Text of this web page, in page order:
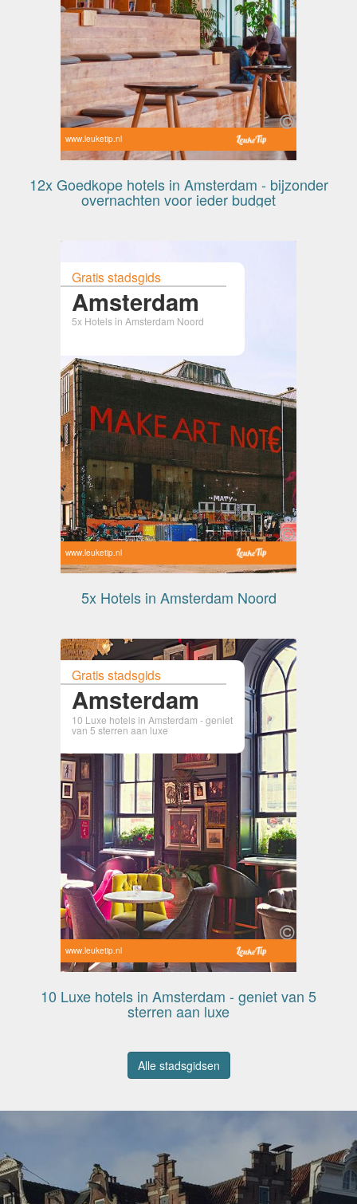
www.leuketip.nl
12x Goedkope hotels in Amsterdam - bijzonder
overnachten voor ieder budget
Gratis stadsgids
Amsterdam
5x Hotels in Amsterdam Noord
www.leuketip.nl
5x Hotels in Amsterdam Noord
Gratis stadsgids
Amsterdam
10 Luxe hotels in Amsterdam - geniet
van 5 sterren aan luxe
www.leuketip.nl
10 Luxe hotels in Amsterdam - geniet van 5
sterren aan luxe
Alle stadsgidsen